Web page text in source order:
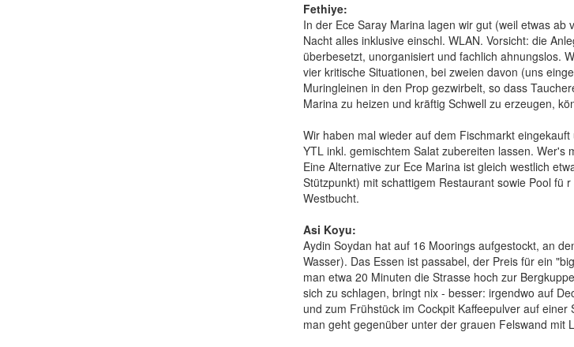
Fethiye:
In der Ece Saray Marina lagen wir gut (weil etwas
Nacht alles inklusive einschl. WLAN. Vorsicht: die
überbesetzt, unorganisiert und fachlich ahnungslos.
vier kritische Situationen, bei zweien davon (uns
Muringleinen in den Prop gezwirbelt, so dass
Marina zu heizen und kräftig Schwell zu erzeugen,
Wir haben mal wieder auf dem Fischmarkt
YTL inkl. gemischtem Salat zubereiten lassen.
Eine Alternative zur Ece Marina ist gleich westlich
Stützpunkt) mit schattigem Restaurant sowie Pool fü
Westbucht.
Asi Koyu:
Aydin Soydan hat auf 16 Moorings aufgestockt, an
Wasser). Das Essen ist passabel, der Preis für ein
man etwa 20 Minuten die Strasse hoch zur
sich zu schlagen, bringt nix - besser: irgendwo auf
und zum Frühstück im Cockpit Kaffeepulver auf
man geht gegenüber unter der grauen Felswand mit